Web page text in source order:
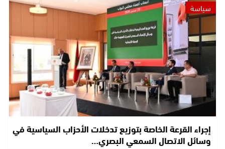
سياسة
إجراء القرعة الخاصة بتوزيع تدخلات الأحزاب السياسية في
وسائل الاتصال السمعي البصري…